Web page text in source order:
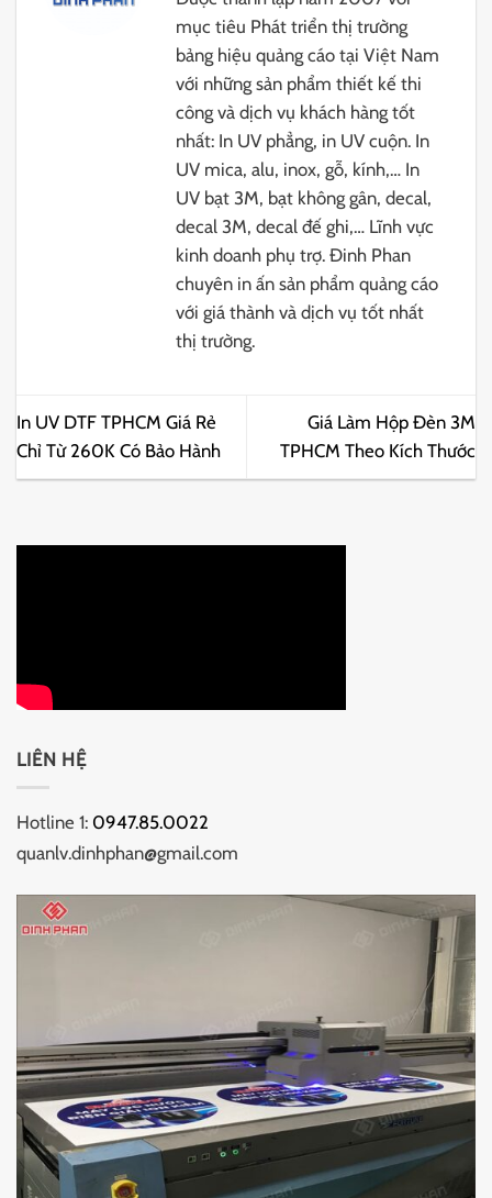
mục tiêu Phát triển thị trường
bảng hiệu quảng cáo tại Việt Nam
với những sản phẩm thiết kế thi
công và dịch vụ khách hàng tốt
nhất: In UV phẳng, in UV cuộn. In
UV mica, alu, inox, gỗ, kính,… In
UV bạt 3M, bạt không gân, decal,
decal 3M, decal đế ghi,… Lĩnh vực
kinh doanh phụ trợ. Đinh Phan
chuyên in ấn sản phẩm quảng cáo
với giá thành và dịch vụ tốt nhất
thị trường.
In UV DTF TPHCM Giá Rẻ
Chỉ Từ 260K Có Bảo Hành
Giá Làm Hộp Đèn 3M
TPHCM Theo Kích Thước
LIÊN HỆ
Hotline 1: 0947.85.0022
quanlv.dinhphan@gmail.com